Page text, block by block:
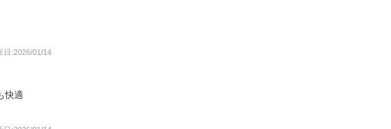
日:2026/01/14
快適